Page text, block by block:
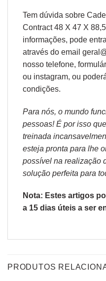
Tem dúvida sobre
Contract 48 X 47 X
informações, pode
através do email
nosso telefone,
ou instagram, ou
condições.
Para nós, o mundo
pessoas! É por isso
treinada
esteja pronta para lhe
possível na realização
solução perfeita para
Nota: Estes artigos
a 15 dias úteis a ser
PRODUTOS